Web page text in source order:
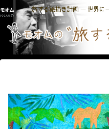
旅する絵描き計画 ― 世界に